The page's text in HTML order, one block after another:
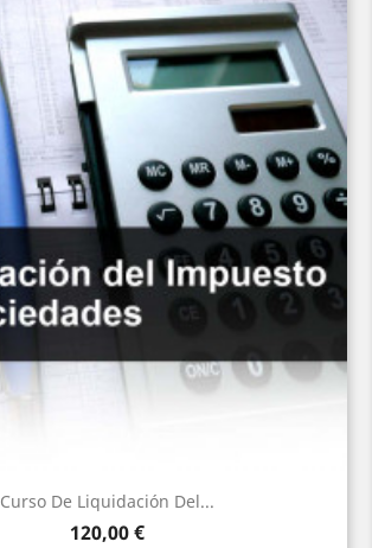
Curso De Liquidación Del...
Precio
120,00 €